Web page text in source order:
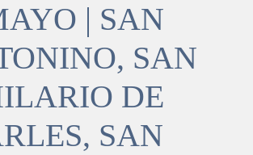
| SAN
SAN
DE
SAN